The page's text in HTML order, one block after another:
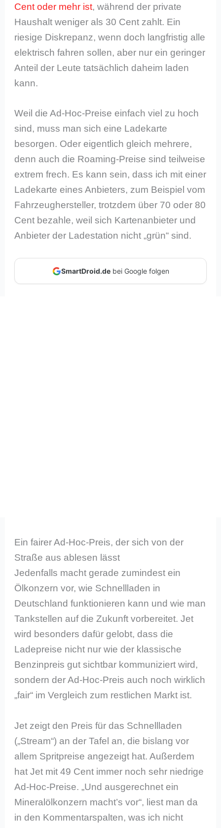
Cent oder mehr ist, während der private
Haushalt weniger als 30 Cent zahlt. Ein
riesige Diskrepanz, wenn doch langfristig alle
elektrisch fahren sollen, aber nur ein geringer
Anteil der Leute tatsächlich daheim laden
kann.
Weil die Ad-Hoc-Preise einfach viel zu hoch
sind, muss man sich eine Ladekarte
besorgen. Oder eigentlich gleich mehrere,
denn auch die Roaming-Preise sind teilweise
extrem frech. Es kann sein, dass ich mit einer
Ladekarte eines Anbieters, zum Beispiel vom
Fahrzeughersteller, trotzdem über 70 oder 80
Cent bezahle, weil sich Kartenanbieter und
Anbieter der Ladestation nicht „grün“ sind.
SmartDroid.debei Google folgen
Ein fairer Ad-Hoc-Preis, der sich von der
Straße aus ablesen lässt
Jedenfalls macht gerade zumindest ein
Ölkonzern vor, wie Schnellladen in
Deutschland funktionieren kann und wie man
Tankstellen auf die Zukunft vorbereitet. Jet
wird besonders dafür gelobt, dass die
Ladepreise nicht nur wie der klassische
Benzinpreis gut sichtbar kommuniziert wird,
sondern der Ad-Hoc-Preis auch noch wirklich
„fair“ im Vergleich zum restlichen Markt ist.
Jet zeigt den Preis für das Schnellladen
(„Stream“) an der Tafel an, die bislang vor
allem Spritpreise angezeigt hat. Außerdem
hat Jet mit 49 Cent immer noch sehr niedrige
Ad-Hoc-Preise. „Und ausgerechnet ein
Mineralölkonzern macht’s vor“, liest man da
in den Kommentarspalten, was ich nicht